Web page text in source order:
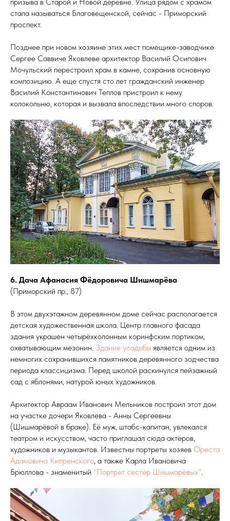
стала называться Благовещенской, сейчас - Приморский
проспект.
Позднее при новом хозяине этих мест помещике-заводчике
Сергее Саввиче Яковлеве архитектор Василий Осипович
Мочульский перестроил храм в камне, сохранив основную
композицию. А еще спустя сто лет гражданский инженер
Василий Константинович Теплов пристроил к нему
колокольню, которая и вызвала впоследствии много споров.
6. Дача Афанасия Фёдоровича Шишмарёва
(Приморский пр., 87)
В этом двухэтажном деревянном доме сейчас располагается
детская художественная школа. Центр главного фасада
здания украшен четырёхколонным коринфским портиком,
охватывающим мезонин. Здание усадьбы является одним из
немногих сохранившихся памятников деревянного зодчества
периода классицизма. Перед школой раскинулся пейзажный
сад с яблонями, натурой юных художников.
Архитектор Авраам Иванович Мельников построил этот дом
на участке дочери Яковлева - Анны Сергеевны
(Шишмарёвой в браке). Её муж, штабс-капитан, увлекался
театром и искусством, часто приглашал сюда актёров,
художников и музыкантов. Известны портреты хозяев Ореста
Адамовича Кипренского, а также Карла Ивановича
Брюллова - знаменитый "Портрет сестёр Шишмарёвых".